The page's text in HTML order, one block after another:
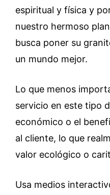
espiritual y física y
nuestro hermoso
busca poner su
un mundo mejor.
Lo que menos
servicio en este tipo
económico o el
al cliente, lo que
valor ecológico o
Usa medios